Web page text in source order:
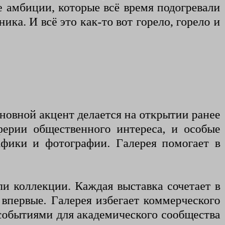
которые всё время подогревали
И всё это как-то вот горело, горело и
акцент делается на открытии ранее
общественного интереса, и особые
и фотографии. Галерея помогает в
Каждая выставка сочетает в
Галерея избегает коммерческого
для академического сообщества